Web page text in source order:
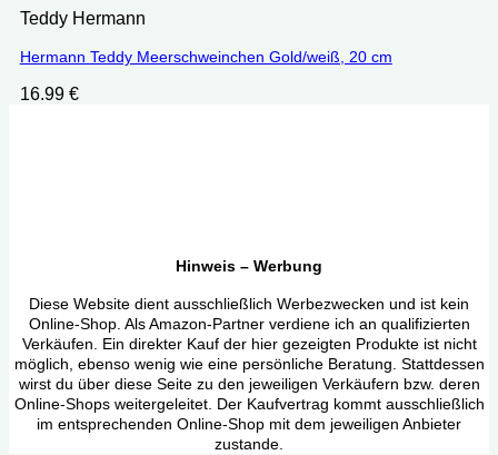
Teddy Hermann
Hermann Teddy Meerschweinchen Gold/weiß, 20 cm
16.99 €
Hinweis – Werbung
Diese Website dient ausschließlich Werbezwecken und ist kein
Online-Shop. Als Amazon-Partner verdiene ich an qualifizierten
Verkäufen. Ein direkter Kauf der hier gezeigten Produkte ist nicht
möglich, ebenso wenig wie eine persönliche Beratung. Stattdessen
wirst du über diese Seite zu den jeweiligen Verkäufern bzw. deren
Online-Shops weitergeleitet. Der Kaufvertrag kommt ausschließlich
im entsprechenden Online-Shop mit dem jeweiligen Anbieter
zustande.